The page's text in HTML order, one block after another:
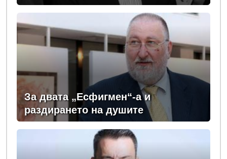
какви хора се упражняват с него
За двата „Есфигмен“-а и
раздирането на душите